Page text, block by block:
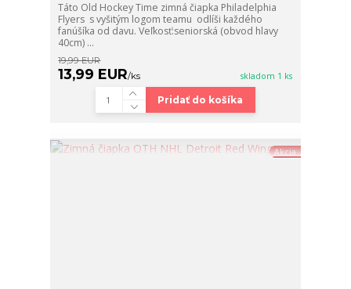
Táto Old Hockey Time zimná čiapka Philadelphia
Flyers‎ ‎ s vyšitým logom teamu odlíši každého
fanúšíka od davu. Veľkosť:seniorská (obvod hlavy
40cm) ...
19,99 EUR
13,99 EUR/ks skladom 1 ks
Pridať do košíka
Akcia